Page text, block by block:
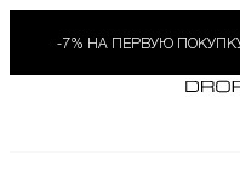
-7% НА ПЕРВУЮ